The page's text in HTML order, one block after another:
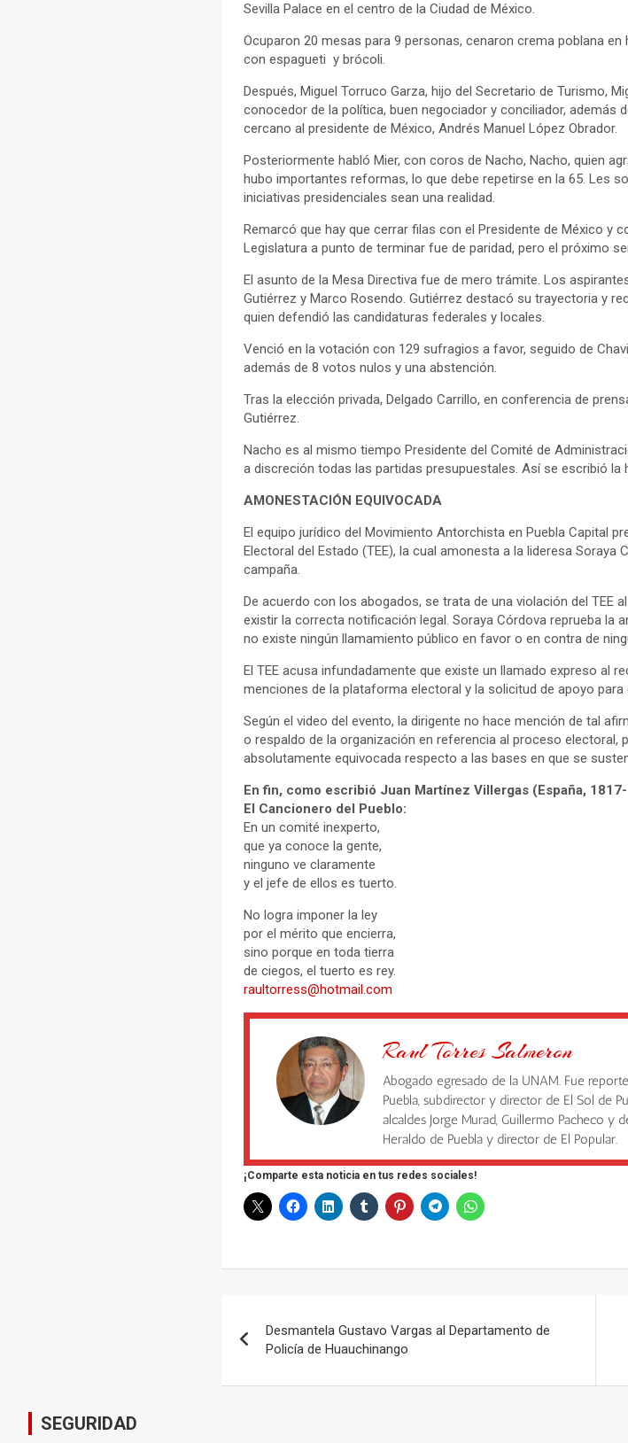
Sevilla Palace en el centro de la Ciudad de México.
Ocuparon 20 mesas para 9 personas, cenaron crema poblana
con espagueti y brócoli.
Después, Miguel Torruco Garza, hijo del Secretario de Turismo,
conocedor de la política, buen negociador y conciliador, además
cercano al presidente de México, Andrés Manuel López Obrador.
Posteriormente habló Mier, con coros de Nacho, Nacho, quien
hubo importantes reformas, lo que debe repetirse en la 65. Les
iniciativas presidenciales sean una realidad.
Remarcó que hay que cerrar filas con el Presidente de México y
Legislatura a punto de terminar fue de paridad, pero el próximo
El asunto de la Mesa Directiva fue de mero trámite. Los
Gutiérrez y Marco Rosendo. Gutiérrez destacó su trayectoria y
quien defendió las candidaturas federales y locales.
Venció en la votación con 129 sufragios a favor, seguido de
además de 8 votos nulos y una abstención.
Tras la elección privada, Delgado Carrillo, en conferencia de
Gutiérrez.
Nacho es al mismo tiempo Presidente del Comité de
a discreción todas las partidas presupuestales. Así se escribió la
AMONESTACIÓN EQUIVOCADA
El equipo jurídico del Movimiento Antorchista en Puebla Capital
Electoral del Estado (TEE), la cual amonesta a la lideresa
campaña.
De acuerdo con los abogados, se trata de una violación del TEE
existir la correcta notificación legal. Soraya Córdova reprueba la
no existe ningún llamamiento público en favor o en contra de
El TEE acusa infundadamente que existe un llamado expreso al
menciones de la plataforma electoral y la solicitud de apoyo
Según el video del evento, la dirigente no hace mención de tal
o respaldo de la organización en referencia al proceso
absolutamente equivocada respecto a las bases en que se
En fin, como escribió Juan Martínez Villergas (España,
El Cancionero del Pueblo:
En un comité inexperto,
que ya conoce la gente,
ninguno ve claramente
y el jefe de ellos es tuerto.
No logra imponer la ley
por el mérito que encierra,
sino porque en toda tierra
de ciegos, el tuerto es rey.
raultorress@hotmail.com
Raul Torres Salmeron
Abogado egresado de la UNAM. Fue
Puebla, subdirector y director de El Sol de
alcaldes Jorge Murad, Guillermo Pacheco y
Heraldo de Puebla y director de El Popular.
¡Comparte esta noticia en tus redes sociales!
de
entradas
Desmantela Gustavo Vargas al Departamento de
Policía de Huauchinango
SEGURIDAD